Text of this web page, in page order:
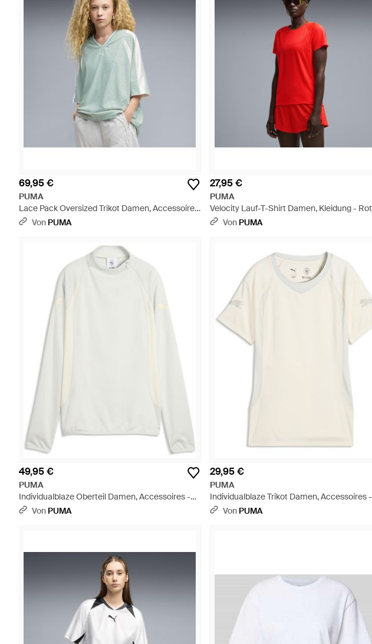
69,95 €
PUMA
Lace Pack Oversized Trikot Damen, Accessoires
- Blau
Von PUMA
27,95 €
PUMA
Velocity Lauf-T-Shirt Damen, Kleidung - Rot
Von PUMA
49,95 €
PUMA
Individualblaze Oberteil Damen, Accessoires -
WeißVon PUMA
29,95 €
PUMA
Individualblaze Trikot Damen, Accessoires -
WeißVon PUMA